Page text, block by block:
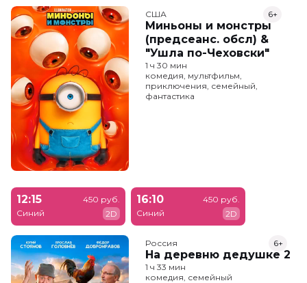
США
Миньоны и монстры
(предсеанс. обсл) &
"Ушла по-Чеховски"
6+
1 ч 30 мин
комедия, мультфильм,
приключения, семейный,
фантастика
12:15
Синий
450 руб.
2D
16:10
Синий
450 руб.
2D
Россия
На деревню дедушке 2
6+
1 ч 33 мин
комедия, семейный